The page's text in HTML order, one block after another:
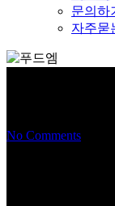
문의하
자주묻
No Comments